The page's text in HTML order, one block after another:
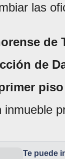
las
de
de
inmueble
Te puede